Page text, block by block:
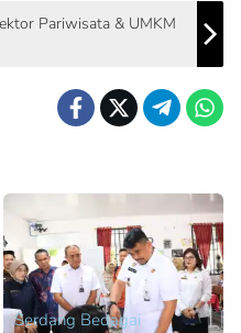
Pariwisata & UMKM
Serdang Bedagai